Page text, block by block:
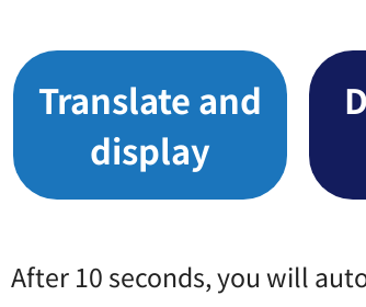
Translate and
display
After 10 seconds, you will